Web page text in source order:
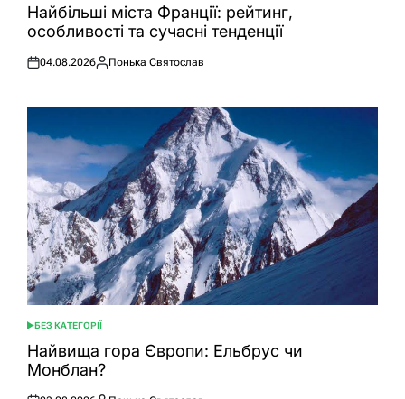
УНайбільші міста Франції: рейтинг,
особливості та сучасні тенденції
Оприлюднено
04.08.2026
Опубліковано
Понька Святослав
ОПУБЛІКУВАТИ
У
БЕЗ КАТЕГОРІЇ
Найвища гора Європи: Ельбрус чи
Монблан?